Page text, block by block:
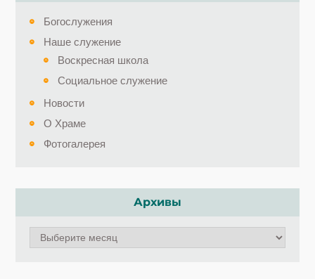
Богослужения
Наше служение
Воскресная школа
Социальное служение
Новости
О Храме
Фотогалерея
Архивы
Архивы